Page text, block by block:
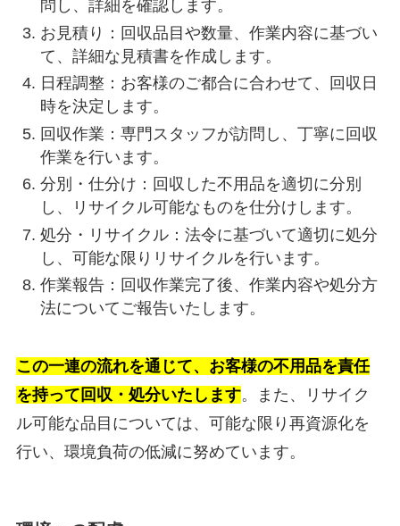
問し、詳細を確認します。
お見積り：回収品目や数量、作業内容に基づい
て、詳細な見積書を作成します。
日程調整：お客様のご都合に合わせて、回収日
時を決定します。
回収作業：専門スタッフが訪問し、丁寧に回収
作業を行います。
分別・仕分け：回収した不用品を適切に分別
し、リサイクル可能なものを仕分けします。
処分・リサイクル：法令に基づいて適切に処分
し、可能な限りリサイクルを行います。
作業報告：回収作業完了後、作業内容や処分方
法についてご報告いたします。
この一連の流れを通じて、お客様の不用品を責任
を持って回収・処分いたします。また、リサイク
ル可能な品目については、可能な限り再資源化を
行い、環境負荷の低減に努めています。